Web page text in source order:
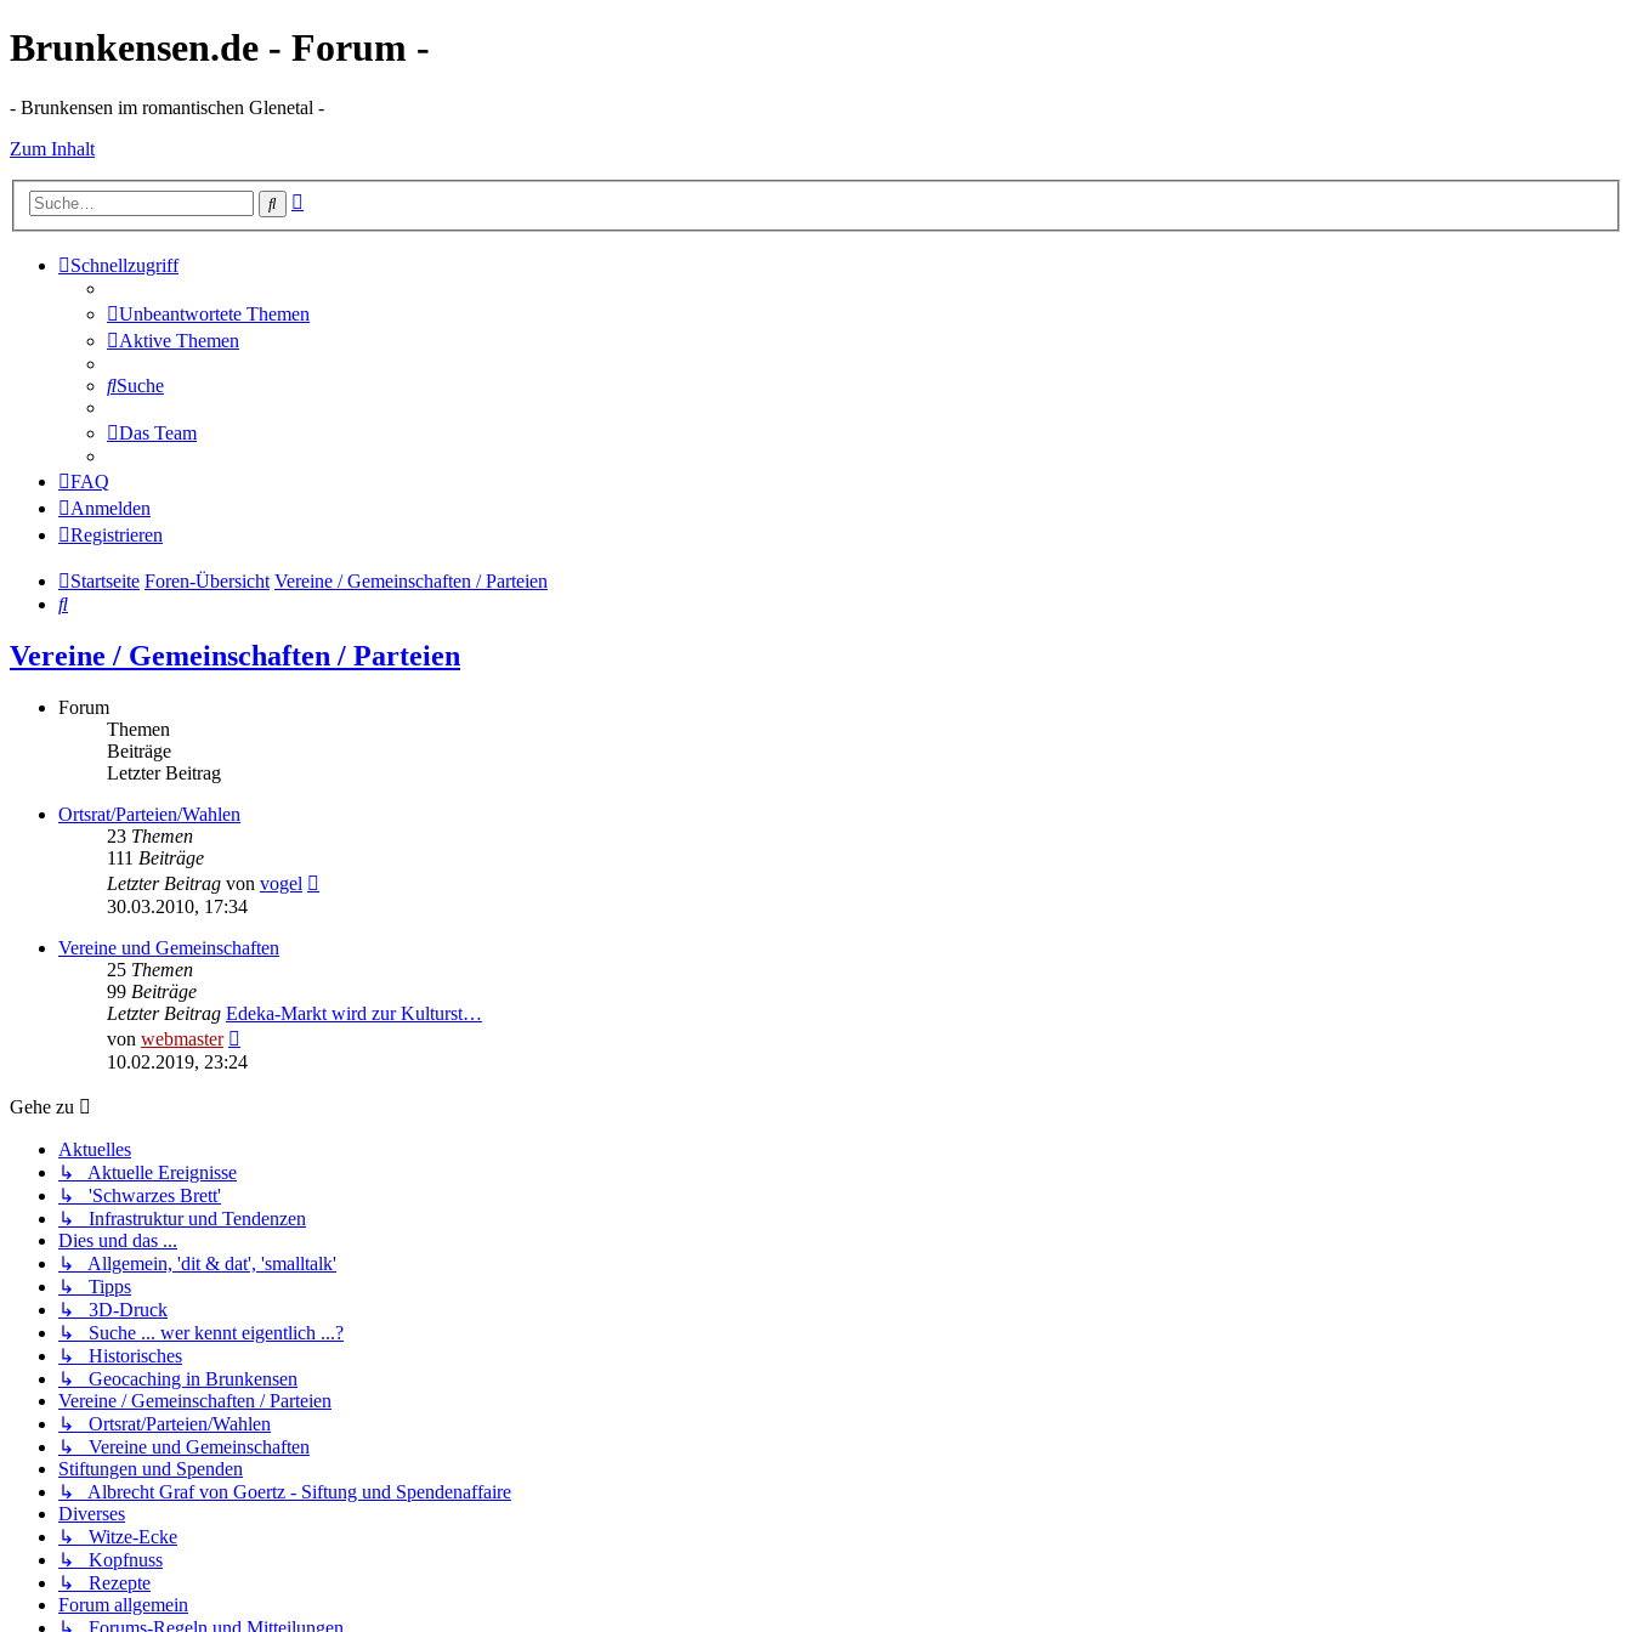
Brunkensen.de - Forum -
- Brunkensen im romantischen Glenetal -
Zum Inhalt
Suche
Schnellzugriff
Unbeantwortete Themen
Aktive Themen
Suche
Das Team
FAQ
Anmelden
Registrieren
Startseite Foren-Übersicht Vereine / Gemeinschaften / Parteien
Suche
Vereine / Gemeinschaften / Parteien
Forum
Themen
Beiträge
Letzter Beitrag
Ortsrat/Parteien/Wahlen
23 Themen
111 Beiträge
Letzter Beitrag von vogel
30.03.2010, 17:34
Vereine und Gemeinschaften
25 Themen
99 Beiträge
Letzter Beitrag Edeka-Markt wird zur Kulturst…
von webmaster
Beitrag
10.02.2019, 23:24
Gehe zu
Aktuelles
↳ Aktuelle Ereignisse
↳ 'Schwarzes Brett'
↳ Infrastruktur und Tendenzen
Dies und das ...
↳ Allgemein, 'dit & dat', 'smalltalk'
↳ Tipps
↳ 3D-Druck
↳ Suche ... wer kennt eigentlich ...?
↳ Historisches
↳ Geocaching in Brunkensen
Vereine / Gemeinschaften / Parteien
↳ Ortsrat/Parteien/Wahlen
↳ Vereine und Gemeinschaften
Stiftungen und Spenden
↳ Albrecht Graf von Goertz - Siftung und Spendenaffaire
Diverses
↳ Witze-Ecke
↳ Kopfnuss
↳ Rezepte
Forum allgemein